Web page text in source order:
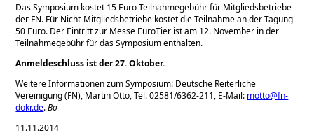
Das Symposium kostet 15 Euro Teilnahmegebühr für Mitgliedsbetriebe
der FN. Für Nicht-Mitgliedsbetriebe kostet die Teilnahme an der Tagung
50 Euro. Der Eintritt zur Messe EuroTier ist am 12. November in der
Teilnahmegebühr für das Symposium enthalten.
Anmeldeschluss ist der 27. Oktober.
Weitere Informationen zum Symposium: Deutsche Reiterliche
Vereinigung (FN), Martin Otto, Tel. 02581/6362-211, E-Mail: motto@fn-
dokr.de.Bo
11.11.2014